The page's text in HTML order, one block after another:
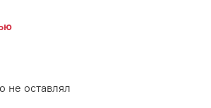
не оставлял